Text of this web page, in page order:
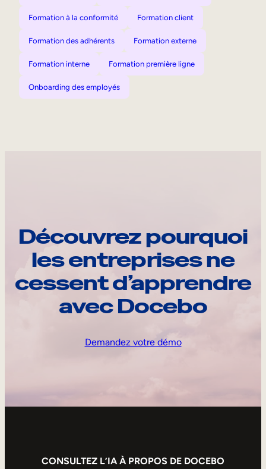
Formation à la conformité Formation client
Formation des adhérents Formation externe
Formation interne Formation première ligne
Onboarding des employés
Découvrez pourquoi
les entreprises ne
cessent d’apprendre
avec Docebo
Demandez votre démo
CONSULTEZ L’IA À PROPOS DE DOCEBO